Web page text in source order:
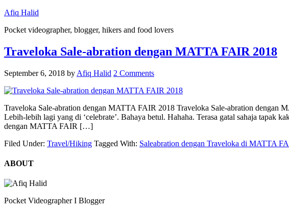
Afiq Halid
Pocket videographer, blogger, hikers and food lovers
Traveloka Sale-abration dengan MATTA FAIR 2018
September 6, 2018 by Afiq Halid 2 Comments
Traveloka Sale-abration dengan MATTA FAIR 2018 Traveloka Sale-abration dengan
Lebih-lebih lagi yang di ‘celebrate’. Bahaya betul. Hahaha. Terasa gatal sahaja tapak
dengan MATTA FAIR […]
Filed Under: Travel/Hiking Tagged With: Saleabration dengan Traveloka di MATTA
ABOUT
Pocket Videographer I Blogger